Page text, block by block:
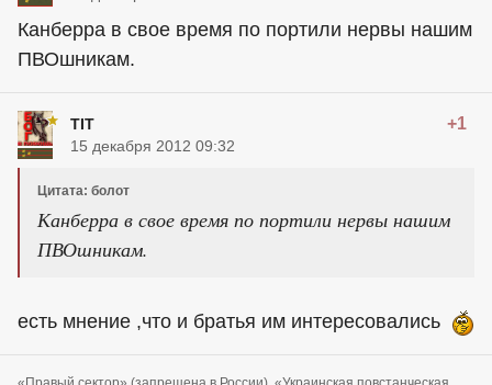
Канберра в свое время по портили нервы нашим
ПВОшникам.
TIT +1
15 декабря 2012 09:32
Цитата: болот
Канберра в свое время по портили нервы нашим
ПВОшникам.
есть мнение ,что и братья им интересовались